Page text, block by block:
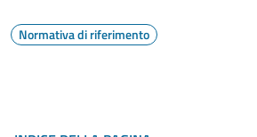
Normativa di riferimento